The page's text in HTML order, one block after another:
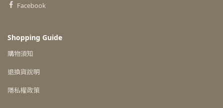
Facebook
Shopping Guide
購物須知
退換貨說明
隱私權政策